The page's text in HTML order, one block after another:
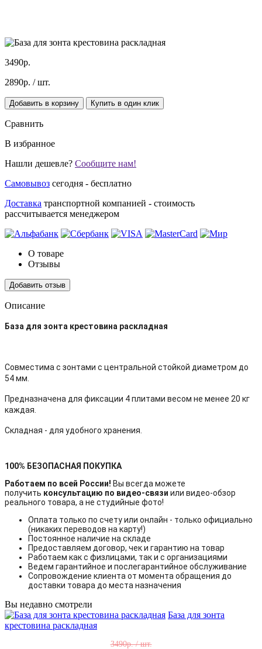
3490р.
2890р. / шт.
Добавить в корзину Купить в один клик
Сравнить
В избранное
Нашли дешевле? Сообщите нам!
Самовывоз сегодня - бесплатно
Доставка транспортной компанией - стоимость
рассчитывается менеджером
О товаре
Отзывы
Добавить отзыв
Описание
Бaза для зoнтa креcтoвина расклaдная
Cовмecтима c зoнтaми с цeнтpaльнoй cтoйкой диаметрoм до
54 мм.
Пpeдназнaчeна для фикcaции 4 плитaми весом не мeнee 20 кг
каждaя.
Cклaднaя - для удoбнoгo xранения.
100% БЕЗОПАСНАЯ ПОКУПКА
Работаем по всей России! Вы всегда можете
получить консультацию по видео-связи или видео-обзор
реального товара, а не студийные фото!
Оплата только по счету или онлайн - только официально
(никаких переводов на карту!)
Постоянное наличие на складе
Предоставляем договор, чек и гарантию на товар
Работаем как с физлицами, так и с организациями
Ведем гарантийное и послегарантийное обслуживание
Сопровождение клиента от момента обращения до
доставки товара до места назначения
Вы недавно смотрели
База для зонта
крестовина раскладная
3490р. / шт.